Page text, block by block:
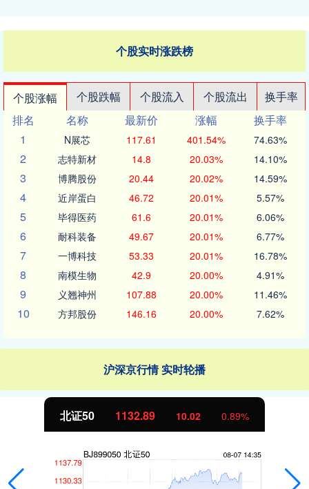
个股实时涨跌榜
个股涨幅 个股跌幅 个股流入 个股流出
换手率
排名
名称 最新价 涨幅
换手率
1
N展芯 117.61 401.54% 74.63%
2 志特新材 14.8 20.03% 14.10%
3 博腾股份 20.44 20.02% 14.59%
4 近岸蛋白 46.72 20.01% 5.57%
5 毕得医药 61.6 20.01% 6.06%
6 耐科装备 49.67 20.01% 6.77%
7 一博科技 53.33 20.01% 16.78%
8 南模生物 42.9 20.00% 4.91%
9 义翘神州 107.88 20.00% 11.46%
10 方邦股份 146.16 20.00% 7.62%
沪深京行情 实时轮播
北证50 1132.87 9.99 0.89%